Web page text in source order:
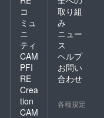
コ
ミュ
ニ
ティ
CAM
PFI
RE
Crea
tion
CAM
取り組
み
ニュー
ス
ヘルプ
お問い
合わせ
各種規定